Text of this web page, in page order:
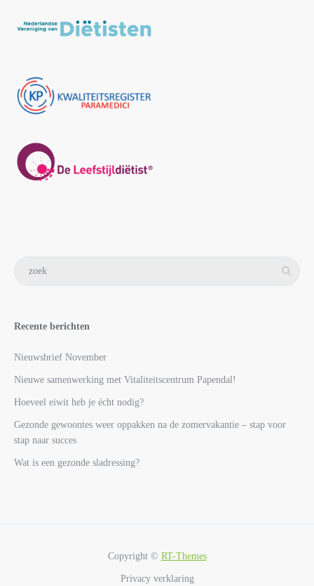
Recente berichten
Nieuwsbrief November
Nieuwe samenwerking met Vitaliteitscentrum Papendal!
Hoeveel eiwit heb je écht nodig?
Gezonde gewoontes weer oppakken na de zomervakantie – stap voor
stap naar succes
Wat is een gezonde sladressing?
Copyright © RT-Themes
Privacy verklaring